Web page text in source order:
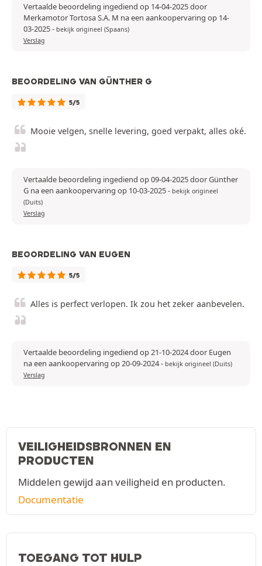
Vertaalde beoordeling ingediend op 14-04-2025 door
Merkamotor Tortosa S.A. M na een aankoopervaring op 14-
03-2025- bekijk origineel (Spaans)
Verslag
BEOORDELING VAN GÜNTHER G
5/5
Mooie velgen, snelle levering, goed verpakt, alles oké.
Vertaalde beoordeling ingediend op 09-04-2025 door Günther
G na een aankoopervaring op 10-03-2025- bekijk origineel
(Duits)
Verslag
BEOORDELING VAN EUGEN
5/5
Alles is perfect verlopen. Ik zou het zeker aanbevelen.
Vertaalde beoordeling ingediend op 21-10-2024 door Eugen
na een aankoopervaring op 20-09-2024- bekijk origineel (Duits)
Verslag
VEILIGHEIDSBRONNEN EN
PRODUCTEN
Middelen gewijd aan veiligheid en producten.
Documentatie
TOEGANG TOT HULP